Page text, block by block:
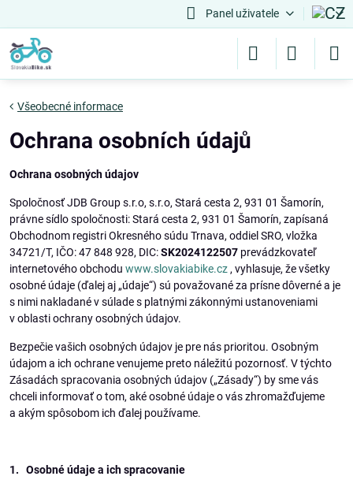
Panel uživatele
Všeobecné informace
Ochrana osobních údajů
Ochrana osobných údajov
Spoločnosť JDB Group s.r.o, s.r.o, Stará cesta 2, 931 01 Šamorín,
právne sídlo spoločnosti: Stará cesta 2, 931 01 Šamorín, zapísaná
Obchodnom registri Okresného súdu Trnava, oddiel SRO, vložka
34721/T, IČO: 47 848 928, DIC:SK2024122507 prevádzkovateľ
internetového obchodu www.slovakiabike.cz , vyhlasuje, že všetky
osobné údaje (ďalej aj „údaje“) sú považované za prísne dôverné a je
s nimi nakladané v súlade s platnými zákonnými ustanoveniami
v oblasti ochrany osobných údajov.
Bezpečie vašich osobných údajov je pre nás prioritou. Osobným
údajom a ich ochrane venujeme preto náležitú pozornosť. V týchto
Zásadách spracovania osobných údajov („Zásady“) by sme vás
chceli informovať o tom, aké osobné údaje o vás zhromažďujeme
a akým spôsobom ich ďalej používame.
1. Osobné údaje a ich spracovanie